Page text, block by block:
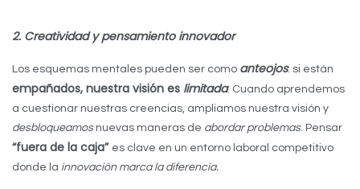
2. Creatividad y pensamiento innovador
Los esquemas mentales pueden ser como anteojos: si están
empañados, nuestra visión es limitada. Cuando aprendemos
a cuestionar nuestras creencias, ampliamos nuestra visión y
desbloqueamosnuevas maneras de abordar problemas. Pensar
“fuera de la caja” es clave en un entorno laboral competitivo
donde la innovación marca la diferencia.